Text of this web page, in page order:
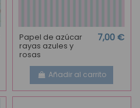
Papel de azúcar
rayas azules y
rosas
7,00 €
Añadir al carrito